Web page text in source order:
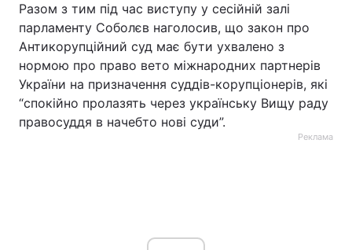
Разом з тим під час виступу у сесійній залі
парламенту Соболєв наголосив, що закон про
Антикорупційний суд має бути ухвалено з
нормою про право вето міжнародних партнерів
України на призначення суддів-корупціонерів, які
“спокійно пролазять через українську Вищу раду
правосуддя в начебто нові суди”.
Реклама